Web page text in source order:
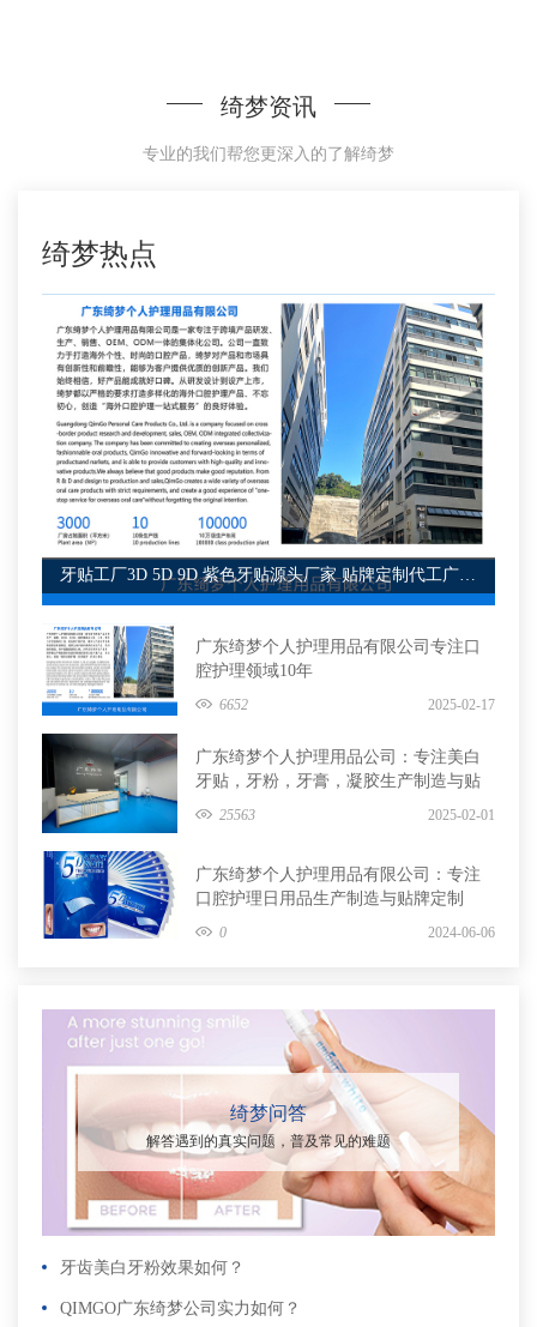
绮梦资讯
专业的我们帮您更深入的了解绮梦
绮梦热点
广东绮梦个人护理用品有限公司专注口
腔护理领域10年
6652 2025-02-17
广东绮梦个人护理用品公司：专注美白
牙贴，牙粉，牙膏，凝胶生产制造与贴
牌定制
25563 2025-02-01
广东绮梦个人护理用品有限公司：专注
口腔护理日用品生产制造与贴牌定制
0 2024-06-06
绮梦问答
解答遇到的真实问题，普及常见的难题
牙齿美白牙粉效果如何？
QIMGO广东绮梦公司实力如何？